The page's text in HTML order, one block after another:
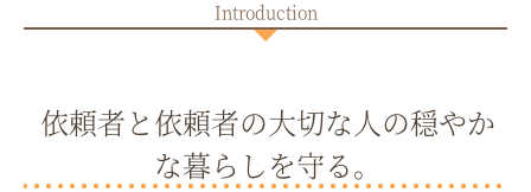
依頼者と依頼者の大切な人の穏やか
な暮らしを守る。